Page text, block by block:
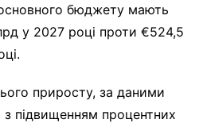
бюджету мають
у 2027 році проти €524,5
приросту, за даними
з підвищенням процентних